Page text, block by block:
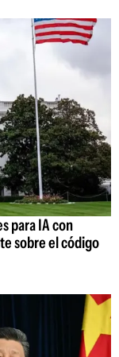
para IA con
sobre el código